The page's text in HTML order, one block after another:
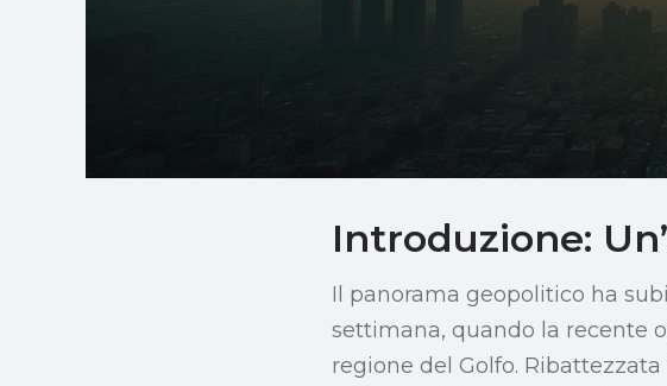
Introduzione:
Il panorama geopolitico ha
settimana, quando la recente
regione del Golfo. Ribattezzata